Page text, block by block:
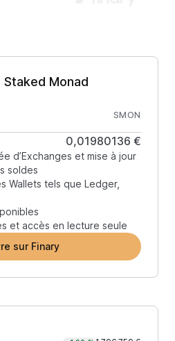
Monad
SMON
0,01980136 €
d’Exchanges et mise à jour
soldes
Wallets tels que Ledger,
et accès en lecture seule
sur Finary